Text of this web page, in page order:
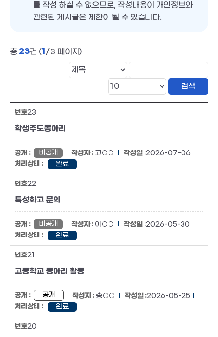
를 작성 하실 수 없으므로, 작성내용이 개인정보와
관련된 게시글은 제한이 될 수 있습니다.
총 23건 (1/3 페이지)
23
학생주도동아리
비공개 고○○
2026-07-06
완료
22
특성화고 문의
비공개 이○○
2026-05-30
완료
21
고등학교 동아리 활동
공개 송○○
2026-05-25
완료
20